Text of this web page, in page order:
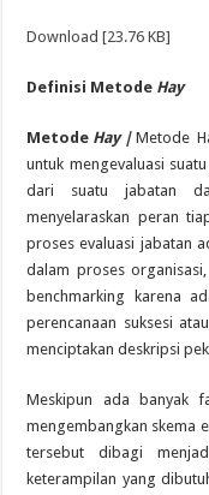
Download [23.76 KB]
Definisi Metode Hay
Metode Hay |Metode
untuk mengevaluasi
dari suatu jabatan
menyelaraskan peran
proses evaluasi jabatan
dalam proses
benchmarking karena
perencanaan suksesi
menciptakan deskripsi
Meskipun ada banyak
mengembangkan skema
tersebut dibagi
keterampilan yang